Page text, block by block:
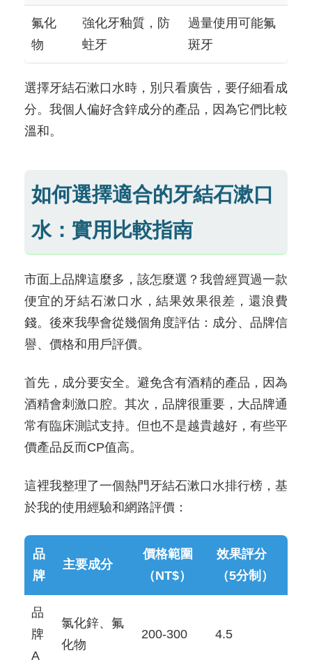
氟化
物
強化牙釉質，防
蛀牙
過量使用可能氟
斑牙
選擇牙結石漱口水時，別只看廣告，要仔細看成
分。我個人偏好含鋅成分的產品，因為它們比較
溫和。
如何選擇適合的牙結石漱口
水：實用比較指南
市面上品牌這麼多，該怎麼選？我曾經買過一款
便宜的牙結石漱口水，結果效果很差，還浪費
錢。後來我學會從幾個角度評估：成分、品牌信
譽、價格和用戶評價。
首先，成分要安全。避免含有酒精的產品，因為
酒精會刺激口腔。其次，品牌很重要，大品牌通
常有臨床測試支持。但也不是越貴越好，有些平
價產品反而CP值高。
這裡我整理了一個熱門牙結石漱口水排行榜，基
於我的使用經驗和網路評價：
品
牌
主要成分
價格範圍
（NT$）
效果評分
（5分制）
品
牌
A
氯化鋅、氟
化物
200-300 4.5